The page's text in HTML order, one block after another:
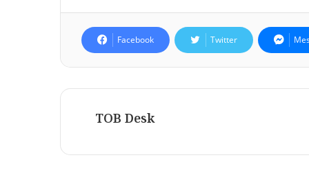
Facebook Twitter
TOB Desk